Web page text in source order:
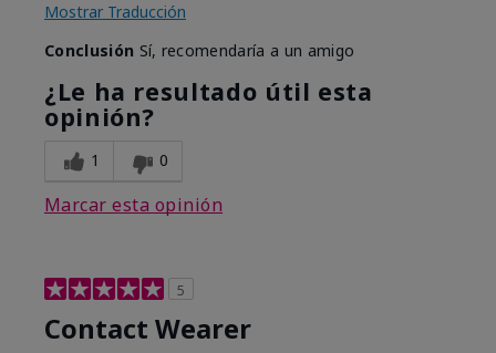
Mostrar Traducción
Conclusión Sí, recomendaría a un amigo
¿Le ha resultado útil esta
opinión?
1 0
Marcar esta opinión
5
Contact Wearer